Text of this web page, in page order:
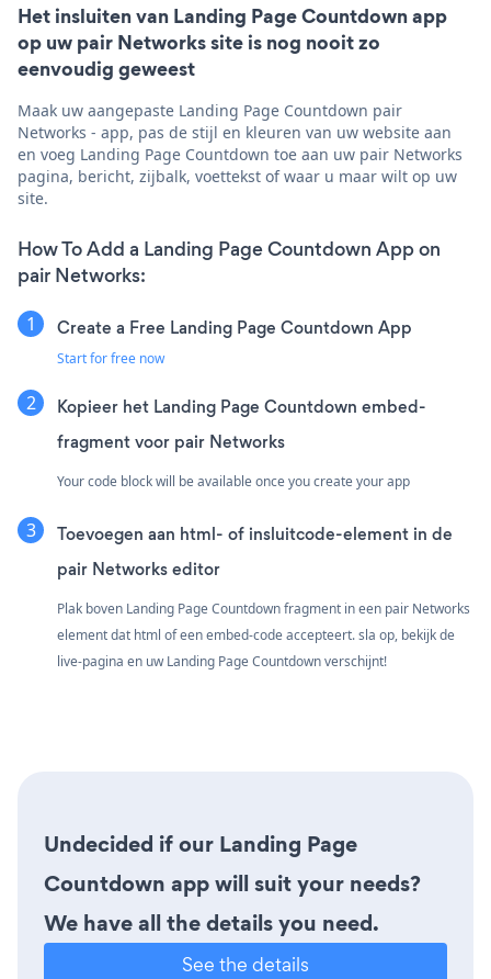
Het insluiten van Landing Page Countdown app
op uw pair Networks site is nog nooit zo
eenvoudig geweest
Maak uw aangepaste Landing Page Countdown pair
Networks - app, pas de stijl en kleuren van uw website aan
en voeg Landing Page Countdown toe aan uw pair Networks
pagina, bericht, zijbalk, voettekst of waar u maar wilt op uw
site.
How To Add a Landing Page Countdown App on
pair Networks:
Create a Free Landing Page Countdown App
Start for free now
Kopieer het Landing Page Countdown embed-
fragment voor pair Networks
Your code block will be available once you create your app
Toevoegen aan html- of insluitcode-element in de
pair Networks editor
Plak boven Landing Page Countdown fragment in een pair Networks
element dat html of een embed-code accepteert. sla op, bekijk de
live-pagina en uw Landing Page Countdown verschijnt!
Undecided if our Landing Page
Countdown app will suit your needs?
We have all the details you need.
See the details